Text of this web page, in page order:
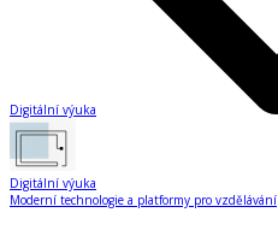
Digitální výuka
Digitální výuka
Moderní technologie a platformy pro vzdělávání